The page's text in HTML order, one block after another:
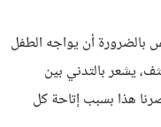
بالضرورة أن يواجه الطفل
يشعر بالتدني بين
هذا بسبب إتاحة كل